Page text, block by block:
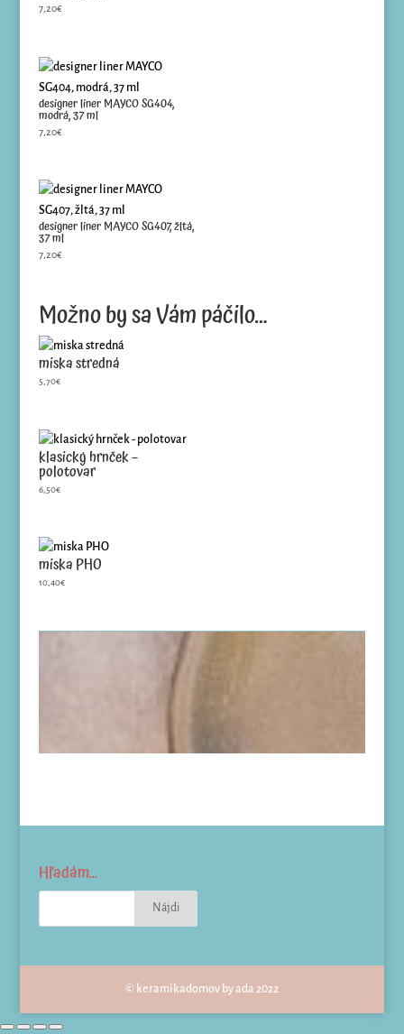
7,20€
designer liner MAYCO SG404,
modrá, 37 ml
7,20€
designer liner MAYCO SG407, žltá,
37 ml
7,20€
Možno by sa Vám páčilo…
miska stredná
5,70€
klasický hrnček –
polotovar
6,50€
miska PHO
10,40€
Hľadám…
© keramikadomov by ada 2022